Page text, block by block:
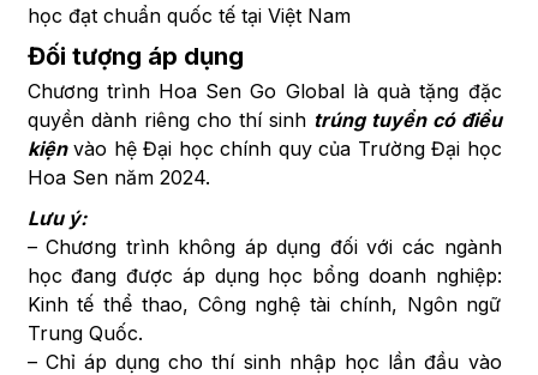
học đạt chuẩn quốc tế tại Việt Nam
Đối tượng áp dụng
Chương trình Hoa Sen Go Global là quà tặng đặc
quyền dành riêng cho thí sinh trúng tuyển có điều
kiệnvào hệ Đại học chính quy của Trường Đại học
Hoa Sen năm 2024.
Lưu ý:
– Chương trình không áp dụng đối với các ngành
học đang được áp dụng học bổng doanh nghiệp:
Kinh tế thể thao, Công nghệ tài chính, Ngôn ngữ
Trung Quốc.
– Chỉ áp dụng cho thí sinh nhập học lần đầu vào